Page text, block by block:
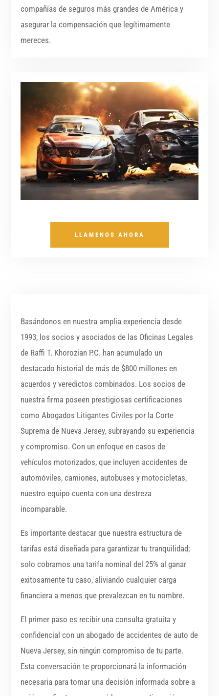
compañías de seguros más grandes de América y
asegurar la compensación que legítimamente
mereces.
LLAMENOS AHORA
Basándonos en nuestra amplia experiencia desde
1993, los socios y asociados de las Oficinas Legales
de Raffi T. Khorozian P.C. han acumulado un
destacado historial de más de $800 millones en
acuerdos y veredictos combinados. Los socios de
nuestra firma poseen prestigiosas certificaciones
como Abogados Litigantes Civiles por la Corte
Suprema de Nueva Jersey, subrayando su experiencia
y compromiso. Con un enfoque en casos de
vehículos motorizados, que incluyen accidentes de
automóviles, camiones, autobuses y motocicletas,
nuestro equipo cuenta con una destreza
incomparable.
Es importante destacar que nuestra estructura de
tarifas está diseñada para garantizar tu tranquilidad;
solo cobramos una tarifa nominal del 25% al ganar
exitosamente tu caso, aliviando cualquier carga
financiera a menos que prevalezcan en tu nombre.
El primer paso es recibir una consulta gratuita y
confidencial con un abogado de accidentes de auto de
Nueva Jersey, sin ningún compromiso de tu parte.
Esta conversación te proporcionará la información
necesaria para tomar una decisión informada sobre a